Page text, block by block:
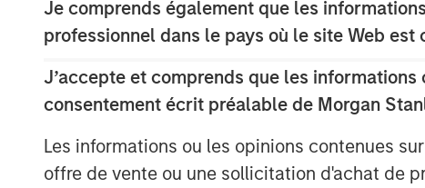
Je comprends également que les
professionnel dans le pays où le site Web est
J’accepte et comprends que les
consentement écrit préalable de Morgan
Les informations ou les opinions contenues
offre de vente ou une sollicitation d'achat de
“Red Oak demonstrates MSIP’s
bringing operational, commercial and
portfolio,” said Markus Hottenrott,
Stanley Infrastructure Partners. “Red
Northeast region and its role has
power market grapples with load
supply.”